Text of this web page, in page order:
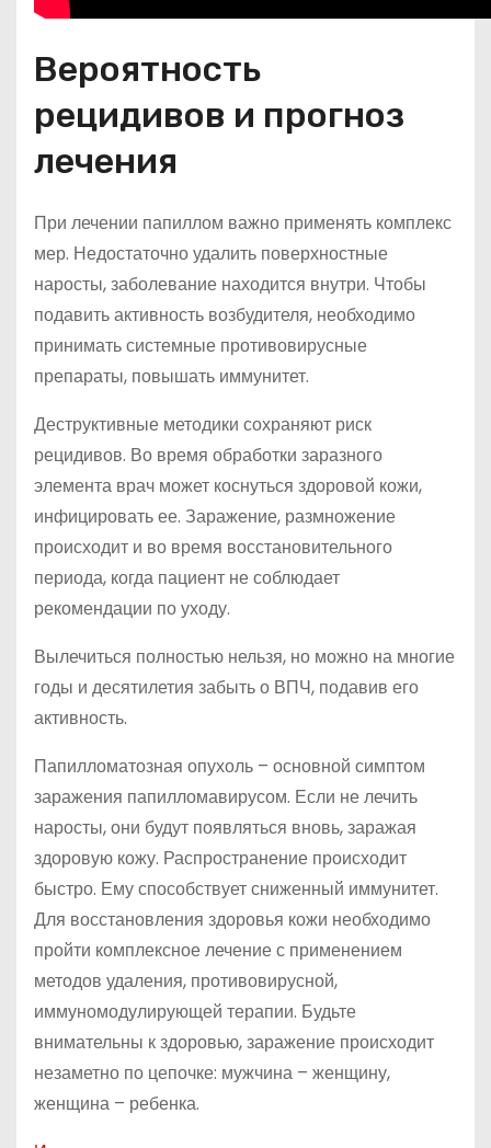
Вероятность
рецидивов и прогноз
лечения
При лечении папиллом важно применять комплекс
мер. Недостаточно удалить поверхностные
наросты, заболевание находится внутри. Чтобы
подавить активность возбудителя, необходимо
принимать системные противовирусные
препараты, повышать иммунитет.
Деструктивные методики сохраняют риск
рецидивов. Во время обработки заразного
элемента врач может коснуться здоровой кожи,
инфицировать ее. Заражение, размножение
происходит и во время восстановительного
периода, когда пациент не соблюдает
рекомендации по уходу.
Вылечиться полностью нельзя, но можно на многие
годы и десятилетия забыть о ВПЧ, подавив его
активность.
Папилломатозная опухоль – основной симптом
заражения папилломавирусом. Если не лечить
наросты, они будут появляться вновь, заражая
здоровую кожу. Распространение происходит
быстро. Ему способствует сниженный иммунитет.
Для восстановления здоровья кожи необходимо
пройти комплексное лечение с применением
методов удаления, противовирусной,
иммуномодулирующей терапии. Будьте
внимательны к здоровью, заражение происходит
незаметно по цепочке: мужчина – женщину,
женщина – ребенка.